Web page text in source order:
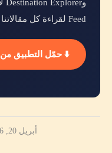
Feed لقراءة كل مقالاتنا مباشرة من موبايلك.
⬇️ حمّل التطبيق من App Store
أبريل 20, 2026